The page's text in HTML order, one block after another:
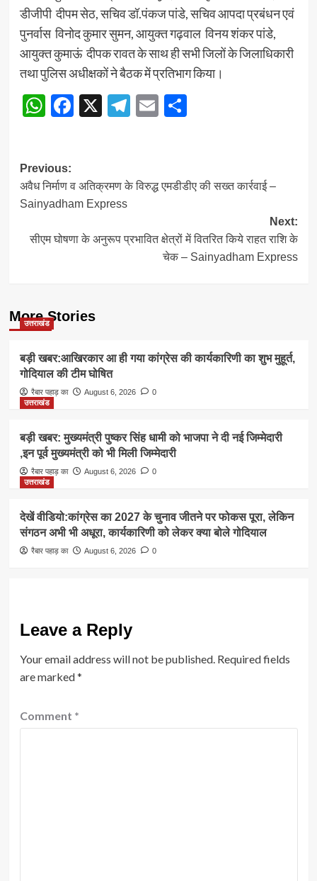
डीजीपी दीपम सेठ, सचिव डॉ.पंकज पांडे, सचिव आपदा प्रबंधन एवं
पुनर्वास विनोद कुमार सुमन, आयुक्त गढ़वाल विनय शंकर पांडे,
आयुक्त कुमाऊं दीपक रावत के साथ ही सभी जिलों के जिलाधिकारी
तथा पुलिस अधीक्षकों ने बैठक में प्रतिभाग किया।
WhatsApp
Facebook
X Telegram
EmailShare
Post
navigation
Previous:
अवैध निर्माण व अतिक्रमण के विरुद्ध एमडीडीए की सख्त कार्रवाई –
Sainyadham Express
Next:
सीएम घोषणा के अनुरूप प्रभावित क्षेत्रों में वितरित किये राहत राशि के
चेक – Sainyadham Express
More Stories
उत्तराखंड
बड़ी खबर:आखिरकार आ ही गया कांग्रेस की कार्यकारिणी का शुभ मुहूर्त,
गोदियाल की टीम घोषित
रैबार पहाड़ का August 6, 2026
0
उत्तराखंड
बड़ी खबर: मुख्यमंत्री पुष्कर सिंह धामी को भाजपा ने दी नई जिम्मेदारी
,इन पूर्व मुख्यमंत्री को भी मिली जिम्मेदारी
रैबार पहाड़ का August 6, 2026
0
उत्तराखंड
देखें वीडियो:कांग्रेस का 2027 के चुनाव जीतने पर फोकस पूरा, लेकिन
संगठन अभी भी अधूरा, कार्यकारिणी को लेकर क्या बोले गोदियाल
रैबार पहाड़ का August 6, 2026 0
Leave a Reply
Your email address will not be published. Required fields
are marked*
Comment *